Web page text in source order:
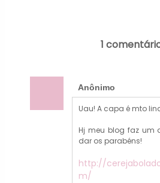
1
Anônimo
Uau! A capa é mto
Hj meu blog faz um
dar os parabéns!
http://
m/